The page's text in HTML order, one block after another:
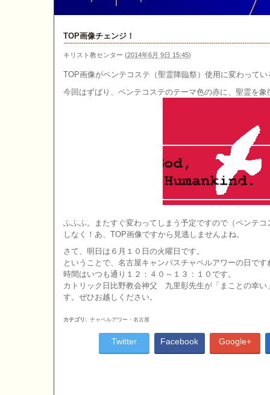
TOP画像チェンジ！
キリスト教センター (2014年6月 9日 15:45)
TOP画像がペンテコステ（聖霊降臨祭）使用に変わって
今回はずばり、ペンテコステのテーマ色の赤に、聖霊を
ふふふ。またすぐ変わってしまう予定ですので（ペンテ
しなく！あ、TOP画像ですから見逃しませんよね。
さて、明日は６月１０日の火曜日です。
ということで、名古屋キャンパスチャペルアワーの日です
時間はいつも通り１２：４０～１３：１０です。
カトリック日比野教会神父 九里彰先生が「まことの幸い
す。ぜひお越しください。
カテゴリ : チャペルアワー・名古屋
Twitter Facebook Google+